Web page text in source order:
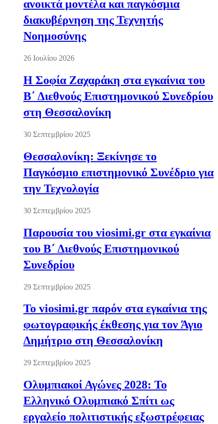
ανοικτά μοντέλα και παγκόσμια
διακυβέρνηση της Τεχνητής
Νοημοσύνης
26 Ιουλίου 2026
Η Σοφία Ζαχαράκη στα εγκαίνια του
Β΄ Διεθνούς Επιστημονικού Συνεδρίου
στη Θεσσαλονίκη
30 Σεπτεμβρίου 2025
Θεσσαλονίκη: Ξεκίνησε το
Παγκόσμιο επιστημονικό Συνέδριο για
την Τεχνολογία
30 Σεπτεμβρίου 2025
Παρουσία του viosimi.gr στα εγκαίνια
του Β΄ Διεθνούς Επιστημονικού
Συνεδρίου
29 Σεπτεμβρίου 2025
Το viosimi.gr παρόν στα εγκαίνια της
φωτογραφικής έκθεσης για τον Άγιο
Δημήτριο στη Θεσσαλονίκη
29 Σεπτεμβρίου 2025
Ολυμπιακοί Αγώνες 2028: Το
Ελληνικό Ολυμπιακό Σπίτι ως
εργαλείο πολιτιστικής εξωστρέφειας